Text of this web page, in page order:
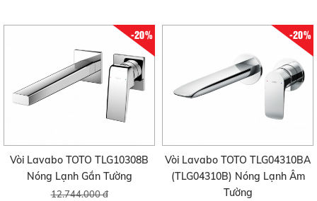
-20%
Vòi Lavabo TOTO TLG10308B
Nóng Lạnh Gắn Tường
12.744.000 đ
-20%
Vòi Lavabo TOTO TLG04310BA
(TLG04310B) Nóng Lạnh Âm
Tường